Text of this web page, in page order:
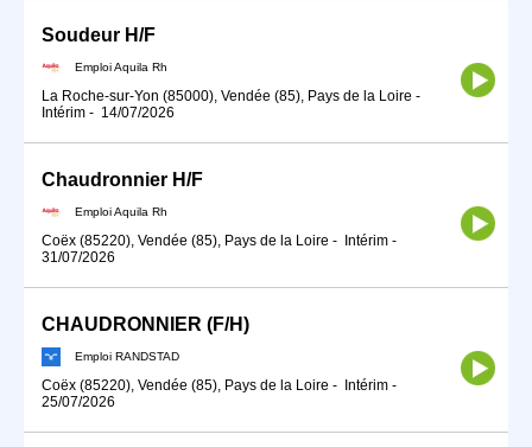
Soudeur H/F
Emploi Aquila Rh
La Roche-sur-Yon (85000), Vendée (85), Pays de la Loire -
Intérim - 14/07/2026
Chaudronnier H/F
Emploi Aquila Rh
Coëx (85220), Vendée (85), Pays de la Loire - Intérim -
31/07/2026
CHAUDRONNIER (F/H)
Emploi RANDSTAD
Coëx (85220), Vendée (85), Pays de la Loire - Intérim -
25/07/2026